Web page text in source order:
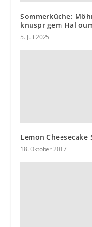
Sommerküche:
knusprigem
5. Juli 2025
Lemon
18. Oktober 2017